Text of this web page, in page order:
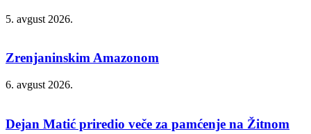
5. avgust 2026.
Zrenjaninskim Amazonom
6. avgust 2026.
Dejan Matić priredio veče za pamćenje na Žitnom